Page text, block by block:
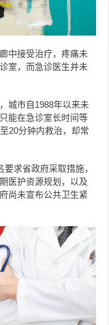
中接受治疗，疼痛未
室，而急诊医生并未
城市自1988年以来未
能在急诊室长时间等
20分钟内救治，却常
求省政府采取措施，
医护资源规划，以及
尚未宣布公共卫生紧